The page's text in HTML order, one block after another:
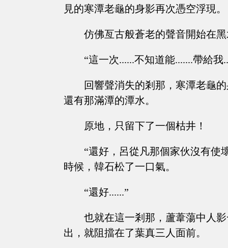
見的寒潭老龜的身影再次憑空浮現。
仿佛亙古般蒼老的聲音開始在
“這一次......不知道能.......帶給我
回響聲消失的剎那，寒潭老龜
還有那滿潭的潭水。
原地，只留下了一個枯井！
“還好，呂從凡那個家伙沒有使
時候，韓石松了一口氣。
“還好......”
也就在這一剎那，蘆葦蕩中人
出，就阻擋在了葉真三人面前。